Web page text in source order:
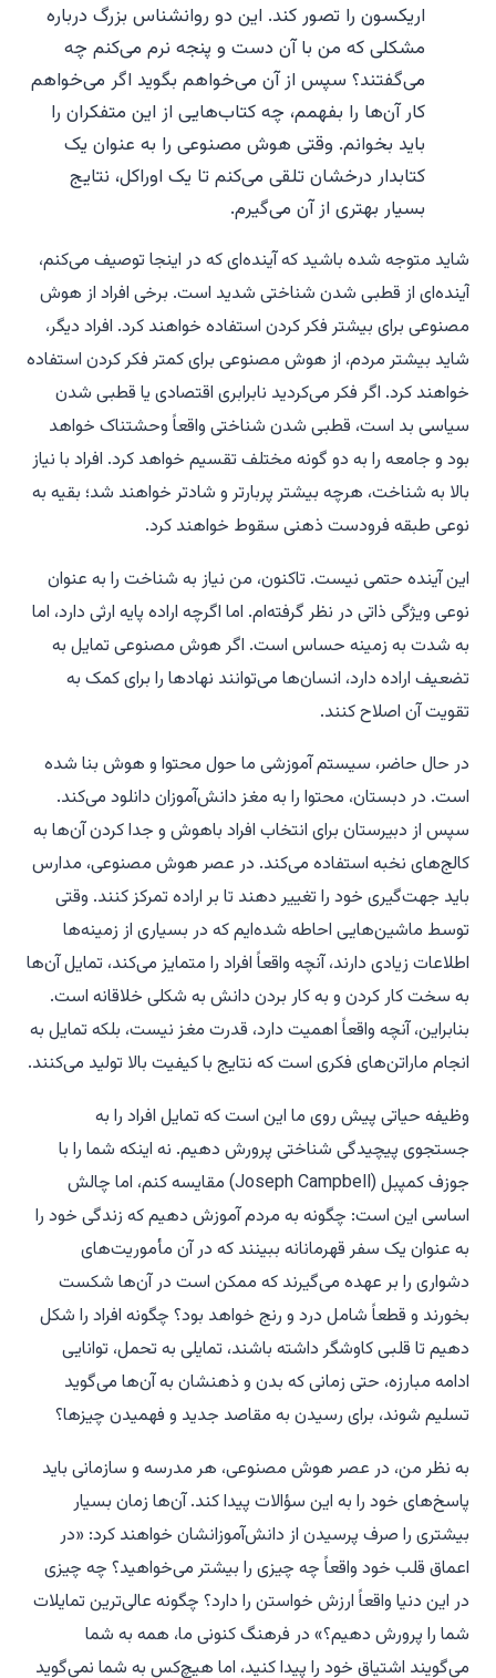
اریکسون را تصور کند. این دو روانشناس بزرگ درباره
مشکلی که من با آن دست و پنجه نرم می‌کنم چه
می‌گفتند؟ سپس از آن می‌خواهم بگوید اگر می‌خواهم
کار آن‌ها را بفهمم، چه کتاب‌هایی از این متفکران را
باید بخوانم. وقتی هوش مصنوعی را به عنوان یک
کتابدار درخشان تلقی می‌کنم تا یک اوراکل، نتایج
بسیار بهتری از آن می‌گیرم.
شاید متوجه شده باشید که آینده‌ای که در اینجا توصیف می‌کنم،
آینده‌ای از قطبی شدن شناختی شدید است. برخی افراد از هوش
مصنوعی برای بیشتر فکر کردن استفاده خواهند کرد. افراد دیگر،
شاید بیشتر مردم، از هوش مصنوعی برای کمتر فکر کردن استفاده
خواهند کرد. اگر فکر می‌کردید نابرابری اقتصادی یا قطبی شدن
سیاسی بد است، قطبی شدن شناختی واقعاً وحشتناک خواهد
بود و جامعه را به دو گونه مختلف تقسیم خواهد کرد. افراد با نیاز
بالا به شناخت، هرچه بیشتر پربارتر و شادتر خواهند شد؛ بقیه به
نوعی طبقه فرودست ذهنی سقوط خواهند کرد.
این آینده حتمی نیست. تاکنون، من نیاز به شناخت را به عنوان
نوعی ویژگی ذاتی در نظر گرفته‌ام. اما اگرچه اراده پایه ارثی دارد، اما
به شدت به زمینه حساس است. اگر هوش مصنوعی تمایل به
تضعیف اراده دارد، انسان‌ها می‌توانند نهادها را برای کمک به
تقویت آن اصلاح کنند.
در حال حاضر، سیستم آموزشی ما حول محتوا و هوش بنا شده
است. در دبستان، محتوا را به مغز دانش‌آموزان دانلود می‌کند.
سپس از دبیرستان برای انتخاب افراد باهوش و جدا کردن آن‌ها به
کالج‌های نخبه استفاده می‌کند. در عصر هوش مصنوعی، مدارس
باید جهت‌گیری خود را تغییر دهند تا بر اراده تمرکز کنند. وقتی
توسط ماشین‌هایی احاطه شده‌ایم که در بسیاری از زمینه‌ها
اطلاعات زیادی دارند، آنچه واقعاً افراد را متمایز می‌کند، تمایل آن‌ها
به سخت کار کردن و به کار بردن دانش به شکلی خلاقانه است.
بنابراین، آنچه واقعاً اهمیت دارد، قدرت مغز نیست، بلکه تمایل به
انجام ماراتن‌های فکری است که نتایج با کیفیت بالا تولید می‌کنند.
وظیفه حیاتی پیش روی ما این است که تمایل افراد را به
جستجوی پیچیدگی شناختی پرورش دهیم. نه اینکه شما را با
جوزف کمپبل (Joseph Campbell) مقایسه کنم، اما چالش
اساسی این است: چگونه به مردم آموزش دهیم که زندگی خود را
به عنوان یک سفر قهرمانانه ببینند که در آن مأموریت‌های
دشواری را بر عهده می‌گیرند که ممکن است در آن‌ها شکست
بخورند و قطعاً شامل درد و رنج خواهد بود؟ چگونه افراد را شکل
دهیم تا قلبی کاوشگر داشته باشند، تمایلی به تحمل، توانایی
ادامه مبارزه، حتی زمانی که بدن و ذهنشان به آن‌ها می‌گوید
تسلیم شوند، برای رسیدن به مقاصد جدید و فهمیدن چیزها؟
به نظر من، در عصر هوش مصنوعی، هر مدرسه و سازمانی باید
پاسخ‌های خود را به این سؤالات پیدا کند. آن‌ها زمان بسیار
بیشتری را صرف پرسیدن از دانش‌آموزانشان خواهند کرد: «در
اعماق قلب خود واقعاً چه چیزی را بیشتر می‌خواهید؟ چه چیزی
در این دنیا واقعاً ارزش خواستن را دارد؟ چگونه عالی‌ترین تمایلات
شما را پرورش دهیم؟» در فرهنگ کنونی ما، همه به شما
می‌گویند اشتیاق خود را پیدا کنید، اما هیچ‌کس به شما نمی‌گوید